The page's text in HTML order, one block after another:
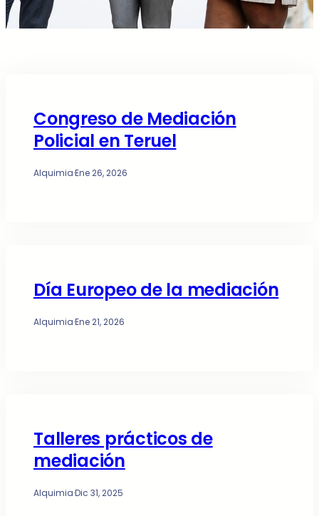
Congreso de Mediación
Policial en Teruel
Alquimia·Ene 26, 2026
Día Europeo de la mediación
Alquimia·Ene 21, 2026
Talleres prácticos de
mediación
Alquimia·Dic 31, 2025